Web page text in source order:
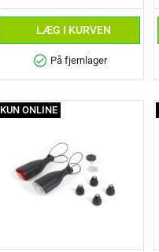
LÆG I KURVEN
check_circle På fjernlager
KUN ONLINE